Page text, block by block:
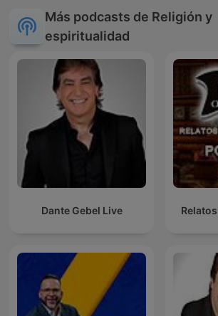
Más podcasts de Religión y
espiritualidad
Dante Gebel Live